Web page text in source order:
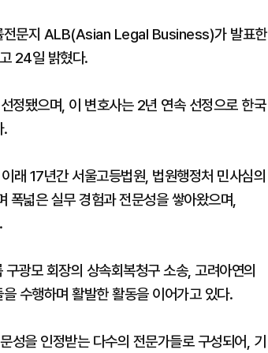
전문지 ALB(Asian Legal Business)가 발표한
24일 밝혔다.
정됐으며, 이 변호사는 2년 연속 선정으로 한국
.
래 17년간 서울고등법원, 법원행정처 민사심의
폭넓은 실무 경험과 전문성을 쌓아왔으며,
광모 회장의 상속회복청구 소송, 고려아연의
수행하며 활발한 활동을 이어가고 있다.
성을 인정받는 다수의 전문가들로 구성되어, 기